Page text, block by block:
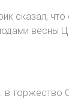
сказал, что
весны
в торжество